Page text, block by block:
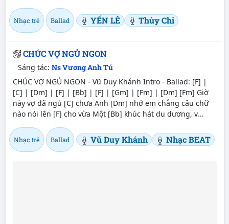
Nhạc trẻ Ballad YẾN LÊ Thùy Chi
CHÚC VỢ NGỦ NGON
Sáng tác: Ns Vương Anh Tú
CHÚC VỢ NGỦ NGON - Vũ Duy Khánh Intro - Ballad: [F] |
[C] | [Dm] | [F] | [Bb] | [F] | [Gm] | [Fm] | [Dm] [Fm] Giờ
này vợ đã ngủ [C] chưa Anh [Dm] nhớ em chẳng câu chữ
nào nói lên [F] cho vừa Một [Bb] khúc hát du dương, v...
Nhạc trẻ Ballad Vũ Duy Khánh Nhạc BEAT